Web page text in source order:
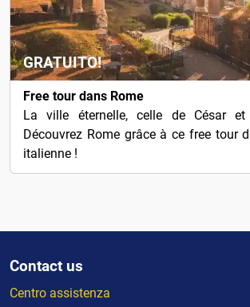
GRATUITO!
Free tour dans Rome
La ville éternelle, celle de César et
Découvrez Rome grâce à ce free tour
italienne !
Contact us
Centro assistenza